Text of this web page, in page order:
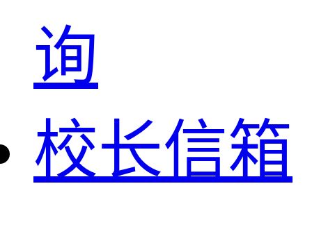
询
校长信箱